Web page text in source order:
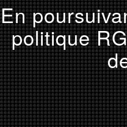
En
politique